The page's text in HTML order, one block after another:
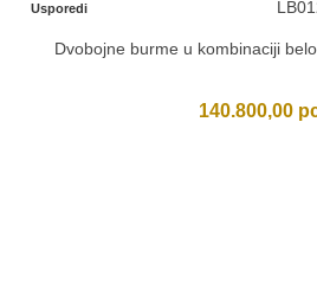
Usporedi
Dvobojne burme u kombinaciji
140.800,00